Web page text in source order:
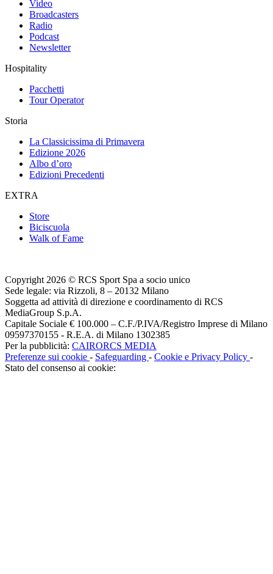
Video
Broadcasters
Radio
Podcast
Newsletter
Hospitality
Pacchetti
Tour Operator
Storia
La Classicissima di Primavera
Edizione 2026
Albo d’oro
Edizioni Precedenti
EXTRA
Store
Biciscuola
Walk of Fame
Copyright 2026 © RCS Sport Spa a socio unico
Sede legale: via Rizzoli, 8 – 20132 Milano
Soggetta ad attività di direzione e coordinamento di RCS
MediaGroup S.p.A.
Capitale Sociale € 100.000 – C.F./P.IVA/Registro Imprese di Milano
09597370155 - R.E.A. di Milano 1302385
Per la pubblicità: CAIRORCS MEDIA
Preferenze sui cookie - Safeguarding - Cookie e Privacy Policy -
Stato del consenso ai cookie: